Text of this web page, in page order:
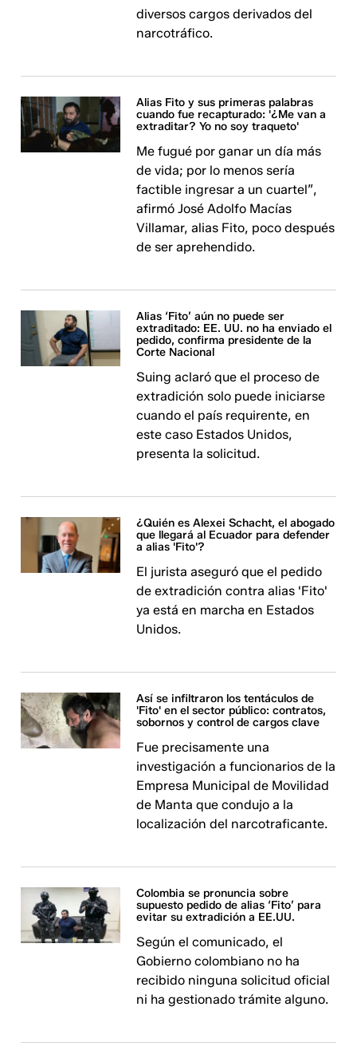
diversos cargos derivados del
narcotráfico.
Alias Fito y sus primeras palabras
cuando fue recapturado: '¿Me van a
extraditar? Yo no soy traqueto'
Me fugué por ganar un día más
de vida; por lo menos sería
factible ingresar a un cuartel”,
afirmó José Adolfo Macías
Villamar, alias Fito, poco después
de ser aprehendido.
Alias ‘Fito’ aún no puede ser
extraditado: EE. UU. no ha enviado el
pedido, confirma presidente de la
Corte Nacional
Suing aclaró que el proceso de
extradición solo puede iniciarse
cuando el país requirente, en
este caso Estados Unidos,
presenta la solicitud.
¿Quién es Alexei Schacht, el abogado
que llegará al Ecuador para defender
a alias 'Fito'?
El jurista aseguró que el pedido
de extradición contra alias 'Fito'
ya está en marcha en Estados
Unidos.
Así se infiltraron los tentáculos de
'Fito' en el sector público: contratos,
sobornos y control de cargos clave
Fue precisamente una
investigación a funcionarios de la
Empresa Municipal de Movilidad
de Manta que condujo a la
localización del narcotraficante.
Colombia se pronuncia sobre
supuesto pedido de alias ‘Fito’ para
evitar su extradición a EE.UU.
Según el comunicado, el
Gobierno colombiano no ha
recibido ninguna solicitud oficial
ni ha gestionado trámite alguno.